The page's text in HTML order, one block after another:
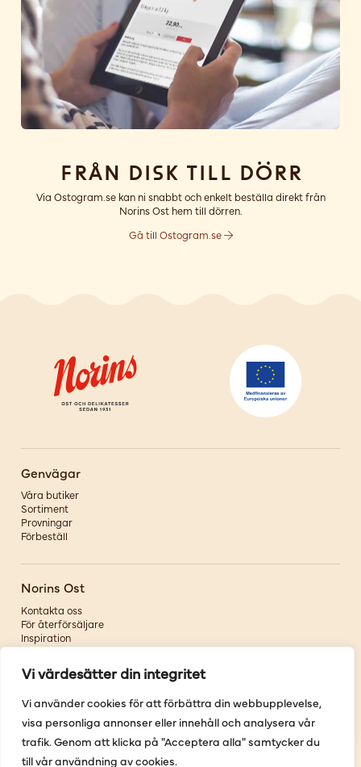
Vi värdesätter din integritet
Vi använder cookies för att förbättra din webbupplevelse,
visa personliga annonser eller innehåll och analysera vår
trafik. Genom att klicka på "Acceptera alla" samtycker du
till vår användning av cookies.
Från disk till dörr
Via Ostogram.se kan ni snabbt och enkelt beställa direkt från
Norins Ost hem till dörren.
Gå till Ostogram.se
Genvägar
Våra butiker
Sortiment
Provningar
Förbeställ
Norins Ost
Kontakta oss
För återförsäljare
Inspiration
Om oss
Följ oss
Facebook
Instagram